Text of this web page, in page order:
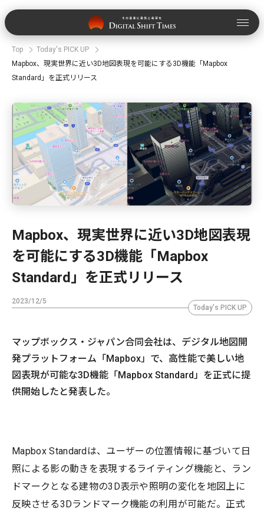
Top
Today's PICK UP
Mapbox、現実世界に近い3D地図表現を可能にする3D機能「Mapbox
Standard」を正式リリース
Mapbox、現実世界に近い3D地図表現
を可能にする3D機能「Mapbox
Standard」を正式リリース
2023/12/5
Today's PICK UP
マップボックス・ジャパン合同会社は、デジタル地図開
発プラットフォーム「Mapbox」で、高性能で美しい地
図表現が可能な3D機能「Mapbox Standard」を正式に提
供開始したと発表した。
Mapbox Standardは、ユーザーの位置情報に基づいて日
照による影の動きを表現するライティング機能と、ラン
ドマークとなる建物の3D表示や照明の変化を地図上に
反映させる3Dランドマーク機能の利用が可能だ。正式